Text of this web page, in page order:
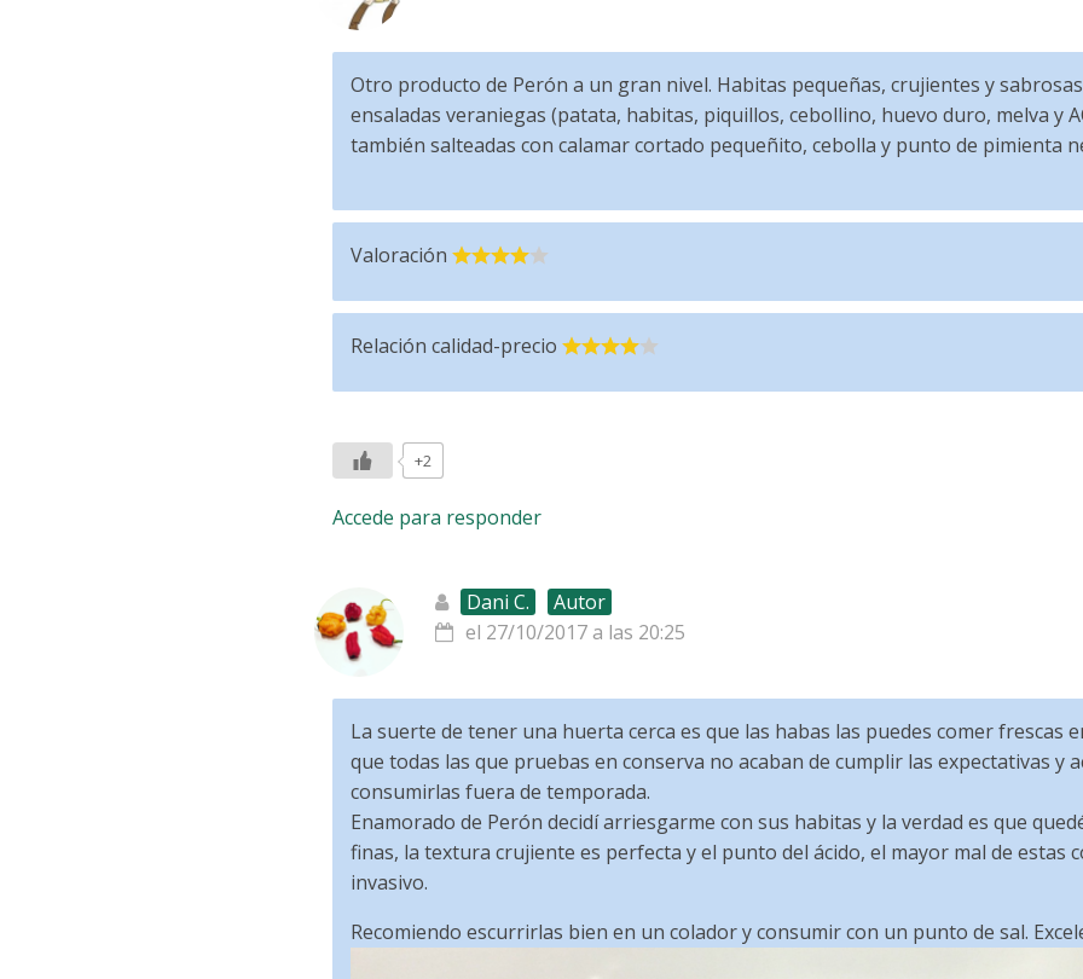
Otro producto de Perón a un gran nivel. Habitas pequeñas, crujientes y
ensaladas veraniegas (patata, habitas, piquillos, cebollino, huevo duro, melva y
también salteadas con calamar cortado pequeñito, cebolla y punto de pimienta
Valoración
Relación calidad-precio
+2
Accede para responder
Dani C.
Autor
el 27/10/2017 a las 20:25
La suerte de tener una huerta cerca es que las habas las puedes comer frescas
que todas las que pruebas en conserva no acaban de cumplir las expectativas y
consumirlas fuera de temporada.
Enamorado de Perón decidí arriesgarme con sus habitas y la verdad es que
finas, la textura crujiente es perfecta y el punto del ácido, el mayor mal de estas
invasivo.
Recomiendo escurrirlas bien en un colador y consumir con un punto de sal.